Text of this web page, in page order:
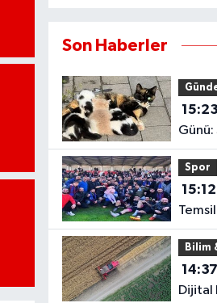
Son Haberler
15:23
Günü:
Spor
15:12
Bilim
14:37
Dijital